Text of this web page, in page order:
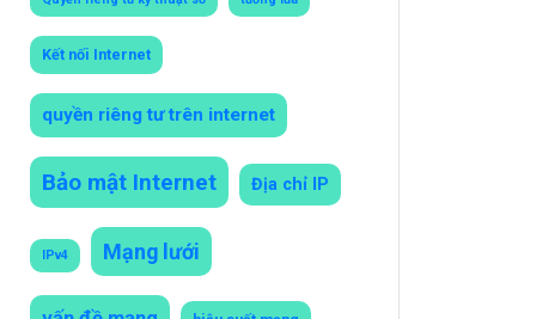
Kết nối Internet
quyền riêng tư trên internet
Bảo mật Internet Địa chỉ IP
IPv4 Mạng lưới